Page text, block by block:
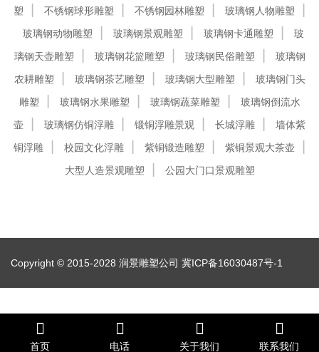
塑
不锈钢球形雕塑 不锈钢园林雕塑
玻璃钢人物雕塑
玻璃钢动物雕塑
玻璃钢景观雕塑 玻璃钢卡通雕塑
玻
璃钢天壶雕塑
玻璃钢花篮雕塑 玻璃钢民俗雕塑
玻璃钢
农耕雕塑
玻璃钢茶艺雕塑 玻璃钢大型雕塑
玻璃钢门头
雕塑
玻璃钢水果雕塑 玻璃钢蔬菜雕塑
玻璃钢倒流水
壶
玻璃钢仿铜浮雕 锻铜浮雕景观 长城浮雕
墙体紫
铜浮雕
校园文化浮雕 紫铜锻造雕塑
紫铜景观大茶壶
大型人造景观雕塑
公园大门口景观雕塑
Copyright © 2015-2028 润景雕塑公司 冀ICP备16030487号-1
首页 电话 关于我们 联系我们